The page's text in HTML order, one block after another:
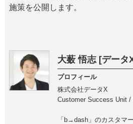
施策を公開します。
大薮 悟志 [デー
プロフィール
株式会社データX
Customer Success Unit /
「b→dash」のカスタマ